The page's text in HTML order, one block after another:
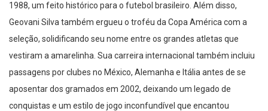
1988, um feito histórico para o futebol brasileiro. Além disso,
Geovani Silva também ergueu o troféu da Copa América com a
seleção, solidificando seu nome entre os grandes atletas que
vestiram a amarelinha. Sua carreira internacional também incluiu
passagens por clubes no México, Alemanha e Itália antes de se
aposentar dos gramados em 2002, deixando um legado de
conquistas e um estilo de jogo inconfundível que encantou